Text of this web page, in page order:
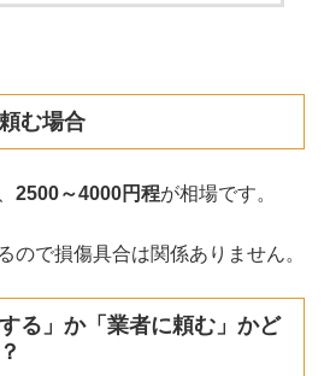
む場合
2500～4000円程が相場です。
ので損傷具合は関係ありません。
る」か「業者に頼む」かど